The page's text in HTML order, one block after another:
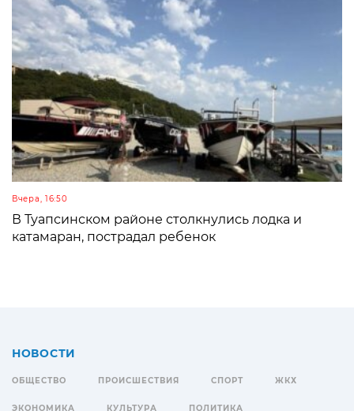
Вчера, 16:50
В Туапсинском районе столкнулись лодка и
катамаран, пострадал ребенок
НОВОСТИ
ОБЩЕСТВО ПРОИСШЕСТВИЯ СПОРТ ЖКХ
ЭКОНОМИКА КУЛЬТУРА ПОЛИТИКА